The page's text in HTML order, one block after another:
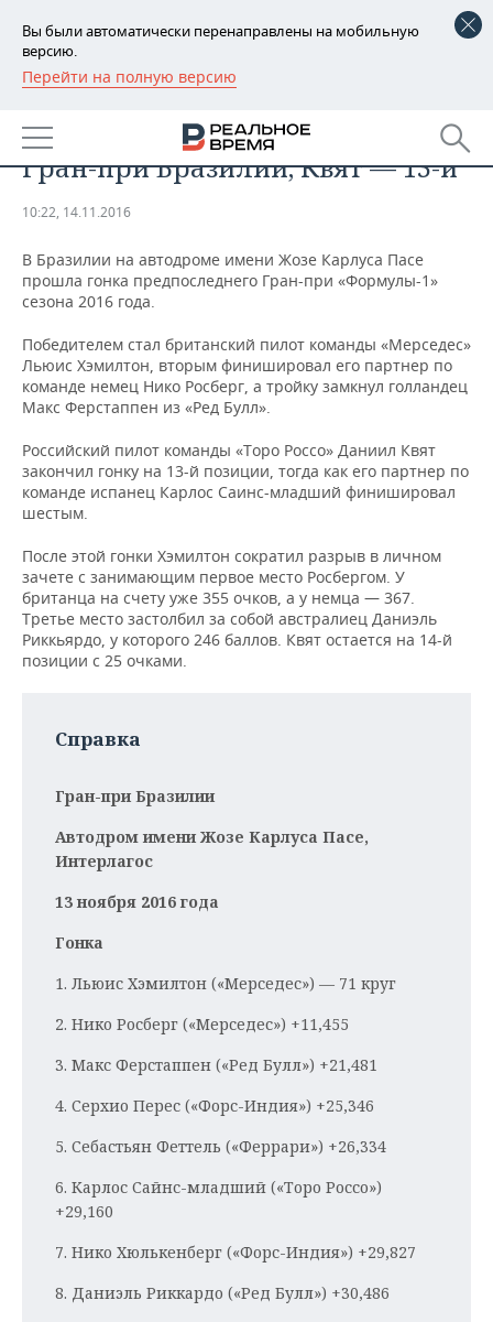
Вы были автоматически перенаправлены на мобильную
версию.
Перейти на полную версию
РЕГИОНЫ
БАШКОРТОСТАН
ТАТАРСТАН
НОВОСТИ
АНАЛИТИКА
ДЕКЛАРАЦИИ О ДОХОДАХ
ВУЗЫ ТАТАРСТАНА
ТОРГОВЫЕ ЦЕНТРЫ
ТАТАРСТАНА
НОВОСТИ ЭКОНОМИКИ
БАНКИ
ИНВЕСТИЦИИ
ПРОМЫШЛЕННОСТЬ
ПРОМЫШЛЕННОСТИ
АГРОПРОМ
МАШИНОСТРОЕНИЕ
НЕФТЕХИМИЯ
НЕФТЬ
ОПК
ЭНЕРГЕТИКА
НЕДВИЖИМОСТЬ
НОВОСТИ НЕДВИЖИМОСТИ
АВТО
НОВОСТИ БИЗНЕСА
ТРАНСПОРТ
УСЛУГИ
ТЕХНОЛОГИИ
IT
МЕДИА
НОВОСТИ МЕРОПРИЯТИЙ
ВЫЕЗДНАЯ РЕДАКЦИЯ
ONLINE-КОНФЕРЕНЦИИ
ОТКРЫТАЯ ЛЕКЦИЯ
СПОРТ
НОВОСТИ СПОРТА
ХОККЕЙ
БАСКЕТБОЛ
ВОЛЕЙБОЛ
КИБЕРСПОРТ
ФИГУРНОЕ КАТАНИЕ
ВОДНЫЕ ВИДЫ СПОРТА
ХОККЕЙ С МЯЧОМ
ОБЩЕСТВО
ВЛАСТЬ
ИНФРАСТРУКТУРА
ИСТОРИЯ
МЕДИЦИНА
ОБРАЗОВАНИЕ
ПРОИСШЕСТВИЯ
СЮЖЕТЫ
СПРАВОЧНИК
СПИСОК ПЕРСОН
СПИСОК КОМПАНИЙ
ПОЛНАЯ ВЕРСИЯ
Хэмилтон стал победителем
Гран-при Бразилии, Квят — 13-й
10:22, 14.11.2016
В Бразилии на автодроме имени Жозе Карлуса Пасе
прошла гонка предпоследнего Гран-при «Формулы-1»
сезона 2016 года.
Победителем стал британский пилот команды «Мерседес»
Льюис Хэмилтон, вторым финишировал его партнер по
команде немец Нико Росберг, а тройку замкнул голландец
Макс Ферстаппен из «Ред Булл».
Российский пилот команды «Торо Россо» Даниил Квят
закончил гонку на 13-й позиции, тогда как его партнер по
команде испанец Карлос Саинс-младший финишировал
шестым.
После этой гонки Хэмилтон сократил разрыв в личном
зачете с занимающим первое место Росбергом. У
британца на счету уже 355 очков, а у немца — 367.
Третье место застолбил за собой австралиец Даниэль
Риккьярдо, у которого 246 баллов. Квят остается на 14-й
позиции с 25 очками.
Справка
Гран-при Бразилии
Автодром имени Жозе Карлуса Пасе,
Интерлагос
13 ноября 2016 года
Гонка
1. Льюис Хэмилтон («Мерседес») — 71 круг
2. Нико Росберг («Мерседес») +11,455
3. Макс Ферстаппен («Ред Булл») +21,481
4. Серхио Перес («Форс-Индия») +25,346
5. Себастьян Феттель («Феррари») +26,334
6. Карлос Сайнс-младший («Торо Россо»)
+29,160
7. Нико Хюлькенберг («Форс-Индия») +29,827
8. Даниэль Риккардо («Ред Булл») +30,486